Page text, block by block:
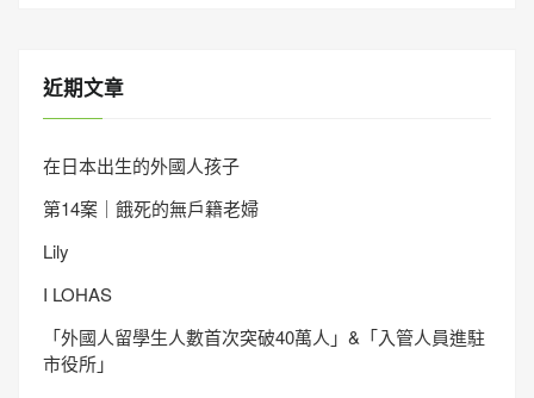
近期文章
在日本出生的外國人孩子
第14案｜餓死的無戶籍老婦
Lily
I LOHAS
「外國人留學生人數首次突破40萬人」&「入管人員進駐
市役所」